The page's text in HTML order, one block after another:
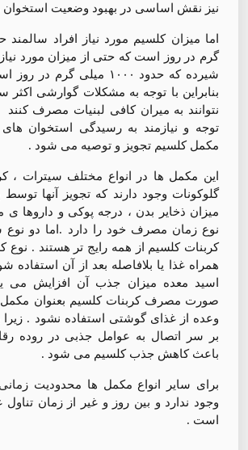
نیز نقش اساسی در بهبود وضعیت استخوان
گرم در روز است که حتی از میزان مورد نیاز
شیرده که حدود ۱۰۰۰ میلی
بنابراین با توجه به مشکلات گوارشی اکثر
نتوانند به میران کافی لبنیات مصرف
توجه و نیازمند به رسیدگی استخوان های
مکمل کلسیم تجویز و توصیه می شود .
این مکمل ها در انواع مختلف سیترات ،
گلوکونات وجود دارند که تجویز آنها
میزان ذخایر بدن ، درجه پوکی و داروها
نوع زمان مصرف خود را دارد .اما دو نوع
کربنات کلسیم از همه رایج تر هستند . نوع
همراه غذا یا بلافاصله بعد از آن استفاده
اسید معده میزان جذب آن افزایش می
صورت مصرف کربنات کلسیم بعنوان مکمل
وعده از غذای گوشتی استفاده نشود .
بر سر اتصال به عوامل جذبی در روده
باعث کاهش جذب کلسیم می شود .‌
برای سایر انواع مکمل ها محدودیت
وجود ندارد و بین روز و غیر از زمان تناول
است .